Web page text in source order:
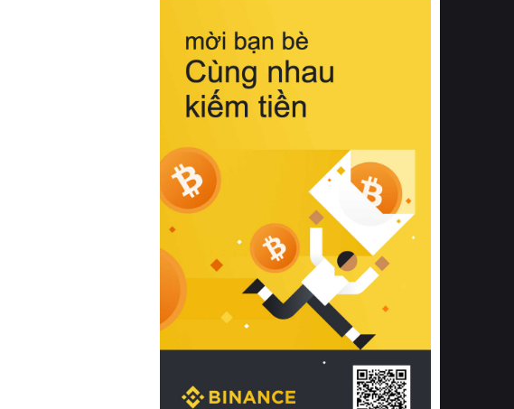
hồi chuẩn xác của phần đệm nâng đỡ
cột sống.
Bên cạnh đó, việc lựa chọn các dòng
sản phẩm đạt chuẩn chất lượng quốc
tế còn giúp ngăn ngừa tình trạng kích
khuẩn và nấm mốc trong điều kiện
thời tiết nóng ẩm. Bạn có thể tìm hiểu
thêm các nghiên cứu khoa học về tác
động của giấc ngủ và môi trường
phòng ngủ đối với sức khỏe con
người tại Sleep Foundation (External
Link) để có cái nhìn toàn diện hơn.
2. Các tiêu chí vàng khi lựa chọn
chăn ga gối đệm cao cấp cho phòng
ngủ
Để sở hữu một bộ chăn ga gối đệm
cao cấp hoàn hảo cả về thẩm mỹ lẫn
công năng, người tiêu dùng cần cân
nhắc kỹ lưỡng các tiêu chí quan trọng